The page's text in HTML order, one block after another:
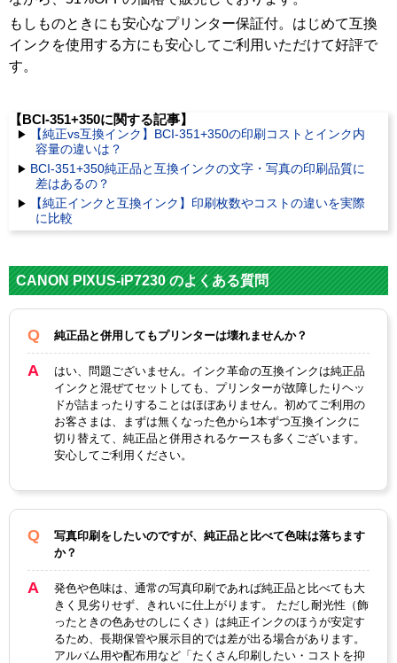
もしものときにも安心なプリンター保証付。はじめて互換
インクを使用する方にも安心してご利用いただけて好評で
す。
【BCI-351+350に関する記事】
【純正vs互換インク】BCI-351+350の印刷コストとインク内
容量の違いは？
BCI-351+350純正品と互換インクの文字・写真の印刷品質に
差はあるの？
【純正インクと互換インク】印刷枚数やコストの違いを実際
に比較
CANON PIXUS-iP7230 のよくある質問
純正品と併用してもプリンターは壊れませんか？
はい、問題ございません。インク革命の互換インクは純正品
インクと混ぜてセットしても、プリンターが故障したりヘッ
ドが詰まったりすることはほぼありません。初めてご利用の
お客さまは、まずは無くなった色から1本ずつ互換インクに
切り替えて、純正品と併用されるケースも多くございます。
安心してご利用ください。
写真印刷をしたいのですが、純正品と比べて色味は落ちます
か？
発色や色味は、通常の写真印刷であれば純正品と比べても大
きく見劣りせず、きれいに仕上がります。 ただし耐光性（飾
ったときの色あせのしにくさ）は純正インクのほうが安定す
るため、長期保管や展示目的では差が出る場合があります。
アルバム用や配布用など「たくさん印刷したい・コストを抑